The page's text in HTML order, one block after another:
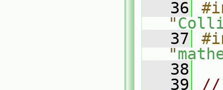
   36
"
   37
"
   38
   39
//